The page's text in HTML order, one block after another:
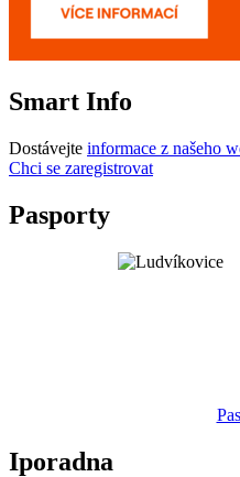
Smart Info
Dostávejte informace z našeho
Chci se zaregistrovat
Pasporty
Iporadna